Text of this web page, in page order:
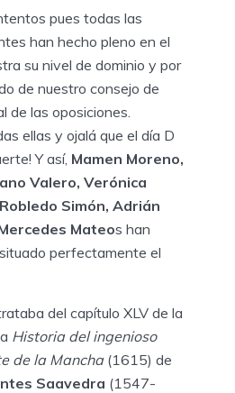
pues todas las
han hecho pleno en el
su nivel de dominio y por
de nuestro consejo de
de las oposiciones.
ellas y ojalá que el día D
Y así, Mamen Moreno,
Valero, Verónica
Simón, Adrián
Mateos han
perfectamente el
del capítulo XLV de la
Historia del ingenioso
de la Mancha(1615) de
Saavedra (1547-